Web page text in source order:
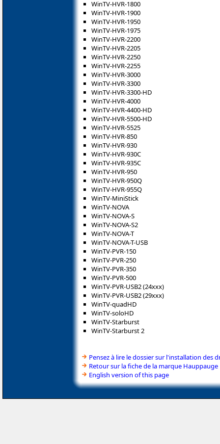
WinTV-HVR-1800
WinTV-HVR-1900
WinTV-HVR-1950
WinTV-HVR-1975
WinTV-HVR-2200
WinTV-HVR-2205
WinTV-HVR-2250
WinTV-HVR-2255
WinTV-HVR-3000
WinTV-HVR-3300
WinTV-HVR-3300-HD
WinTV-HVR-4000
WinTV-HVR-4400-HD
WinTV-HVR-5500-HD
WinTV-HVR-5525
WinTV-HVR-850
WinTV-HVR-930
WinTV-HVR-930C
WinTV-HVR-935C
WinTV-HVR-950
WinTV-HVR-950Q
WinTV-HVR-955Q
WinTV-MiniStick
WinTV-NOVA
WinTV-NOVA-S
WinTV-NOVA-S2
WinTV-NOVA-T
WinTV-NOVA-T-USB
WinTV-PVR-150
WinTV-PVR-250
WinTV-PVR-350
WinTV-PVR-500
WinTV-PVR-USB2 (24xxx)
WinTV-PVR-USB2 (29xxx)
WinTV-quadHD
WinTV-soloHD
WinTV-Starburst
WinTV-Starburst 2
Pensez à lire le dossier sur l'installation des
Retour sur la fiche de la marque Hauppauge
English version of this page